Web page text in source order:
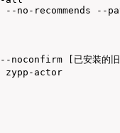
recommends --
[已安装的旧
zypp-actor